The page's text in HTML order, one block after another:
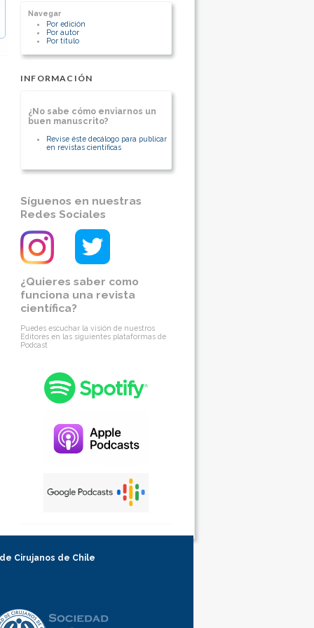
Titular
[Ver otros artículos de este autor]
Navegar
Por edición
Por autor
Por título
INFORMACIÓN
¿No sabe cómo enviarnos un
buen manuscrito?
Revise éste decálogo para publicar
en revistas científicas
Síguenos en nuestras
Redes Sociales
¿Quieres saber como
funciona una revista
científica?
Puedes escuchar la visión de nuestros
Editores en las siguientes plataformas de
Podcast
Cirujanos de Chile